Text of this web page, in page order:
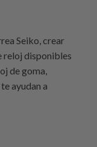
Seiko, crear
reloj disponibles
de goma,
ayudan a